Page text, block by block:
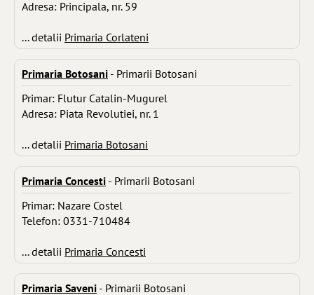
Adresa: Principala, nr. 59
... detalii Primaria Corlateni
Primaria Botosani - Primarii Botosani
Primar: Flutur Catalin-Mugurel
Adresa: Piata Revolutiei, nr. 1
... detalii Primaria Botosani
Primaria Concesti - Primarii Botosani
Primar: Nazare Costel
Telefon: 0331-710484
... detalii Primaria Concesti
Primaria Saveni - Primarii Botosani